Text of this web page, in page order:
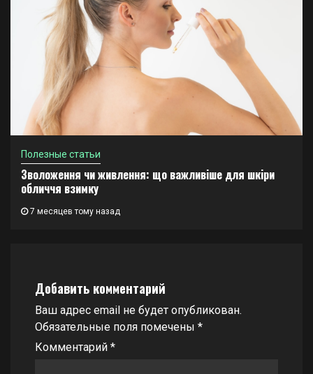
Полезные статьи
Зволоження чи живлення: що важливіше для шкіри
обличчя взимку
7 месяцев тому назад
Добавить комментарий
Ваш адрес email не будет опубликован.
Обязательные поля помечены *
Комментарий *